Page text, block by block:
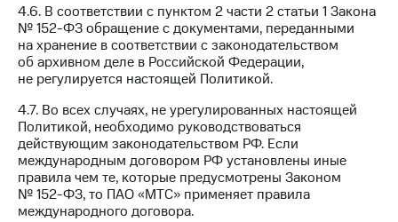
4.6. В соответствии с пунктом 2 части 2 статьи 1 Закона
№ 152-ФЗ обращение с документами, переданными
на хранение в соответствии с законодательством
об архивном деле в Российской Федерации,
не регулируется настоящей Политикой.
4.7. Во всех случаях, не урегулированных настоящей
Политикой, необходимо руководствоваться
действующим законодательством РФ. Если
международным договором РФ установлены иные
правила чем те, которые предусмотрены Законом
№ 152-ФЗ, то ПАО «МТС» применяет правила
международного договора.